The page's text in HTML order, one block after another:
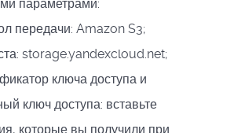
параметрами:
передачи: Amazon S3;
storage.yandexcloud.net;
ключа доступа и
ключ доступа: вставьте
которые вы получили при